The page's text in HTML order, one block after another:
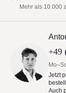
Mehr als 10.000
+49
Jetzt
Auch